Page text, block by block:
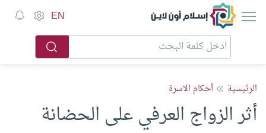
إسلام أون لاين EN
الرئيسية أحكام الاسرة
أثر الزواج العرفي على الحضانة